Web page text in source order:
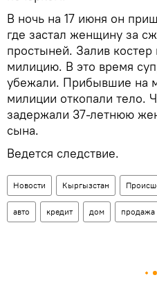
В ночь на 17 июня он
где застал женщину за
простыней. Залив
милицию. В это время
убежали. Прибывшие на
милиции откопали тело.
задержали 37-летнюю
сына.
Ведется следствие.
Новости Кыргызстан
авто кредит дом продажа